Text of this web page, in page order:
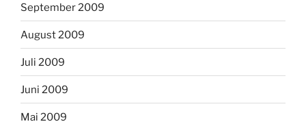
September 2009
August 2009
Juli 2009
Juni 2009
Mai 2009